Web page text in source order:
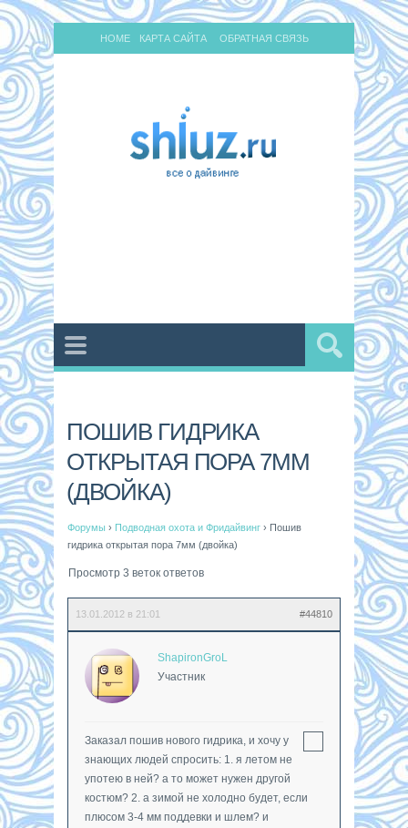
HOME КАРТА САЙТА ОБРАТНАЯ СВЯЗЬ
ПОШИВ ГИДРИКА
ОТКРЫТАЯ ПОРА 7ММ
(ДВОЙКА)
Форумы › Подводная охота и Фридайвинг › Пошив
гидрика открытая пора 7мм (двойка)
Просмотр 3 веток ответов
13.01.2012 в 21:01 #44810
ShapironGroL
Участник
Заказал пошив нового гидрика, и хочу у
знающих людей спросить: 1. я летом не
употею в ней? а то может нужен другой
костюм? 2. а зимой не холодно будет, если
плюсом 3-4 мм поддевки и шлем? и